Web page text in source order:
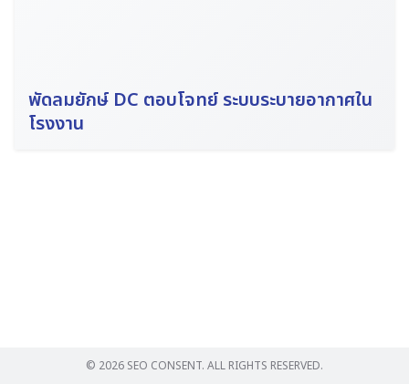
Search
พัดลมยักษ์ DC ตอบโจทย์ ระบบระบายอากาศใน
โรงงาน
© 2026 SEO CONSENT. ALL RIGHTS RESERVED.